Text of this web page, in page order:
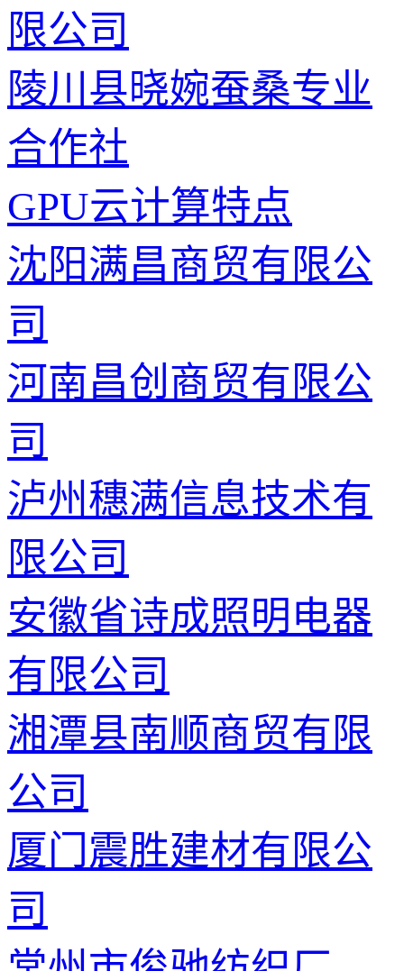
限公司
陵川县晓婉蚕桑专业
合作社
GPU云计算特点
沈阳满昌商贸有限公
司
河南昌创商贸有限公
司
泸州穗满信息技术有
限公司
安徽省诗成照明电器
有限公司
湘潭县南顺商贸有限
公司
厦门震胜建材有限公
司